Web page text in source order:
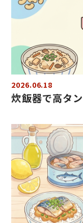
2026.06.18
炊飯器で高タ